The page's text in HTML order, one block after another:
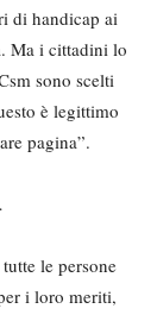
di handicap ai
Ma i cittadini lo
sono scelti
è legittimo
pagina”.
le persone
i loro meriti,